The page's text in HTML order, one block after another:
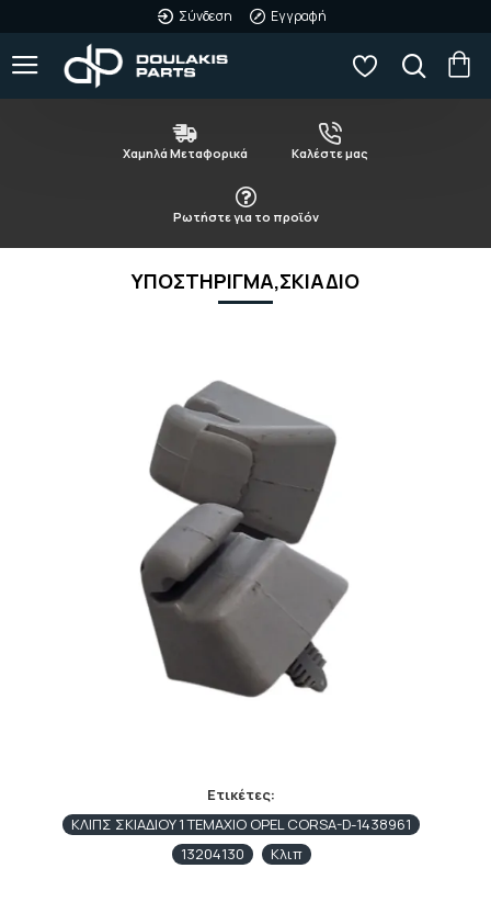
Σύνδεση Εγγραφή
Χαμηλά Μεταφορικά Καλέστε μας
Ρωτήστε για το προϊόν
ΥΠΟΣΤΗΡΙΓΜΑ,ΣΚΙΑΔΙΟ
Ετικέτες:
KΛIΠΣ ΣKIAΔIOY 1 TEMAXIO OPEL CORSA-D-1438961
13204130
Κλιπ